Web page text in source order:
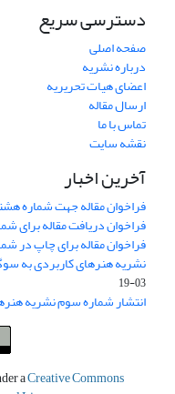
دسترسی سریع
صفحه اصلی
درباره نشریه
اعضای هیات تحریریه
ارسال مقاله
تماس با ما
نقشه سایت
آخرین اخبار
فراخوان مقاله جهت شماره
فراخوان دریافت مقاله برای
فراخوان مقاله برای چاپ در
نشریه هنرهای کاربردی به
03-19
انتشار شماره سوم نشریه
aCreative Commons